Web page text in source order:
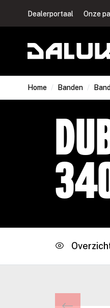
Dealerportaal Onze
Home / Banden /